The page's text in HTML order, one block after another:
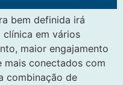
bem definida irá
clínica em vários
maior engajamento
conectados com
combinação de